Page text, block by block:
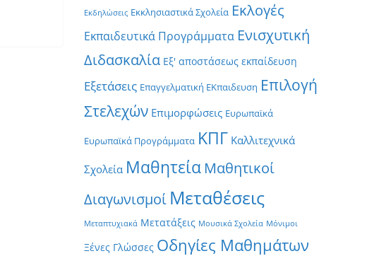
Εκδηλώσεις Εκκλησιαστικά Σχολεία Εκλογές
Εκπαιδευτικά Προγράμματα Ενισχυτική
Διδασκαλία Εξ' αποστάσεως εκπαίδευση
Εξετάσεις Επαγγελματική ΕΚπαιδευση Επιλογή
Στελεχών Επιμορφώσεις Ευρωπαϊκά
Ευρωπαϊκά Προγράμματα ΚΠΓ Καλλιτεχνικά
Σχολεία Μαθητεία Μαθητικοί
Διαγωνισμοί Μεταθέσεις
Μεταπτυχιακά Μετατάξεις Μουσικά Σχολεία Μόνιμοι
Ξένες Γλώσσες Οδηγίες Μαθημάτων